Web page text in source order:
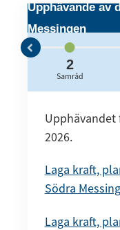
Upphävande av
Messingen
2
Samråd
Upphävandet
2026.
Laga kraft,
Södra
Laga kraft,